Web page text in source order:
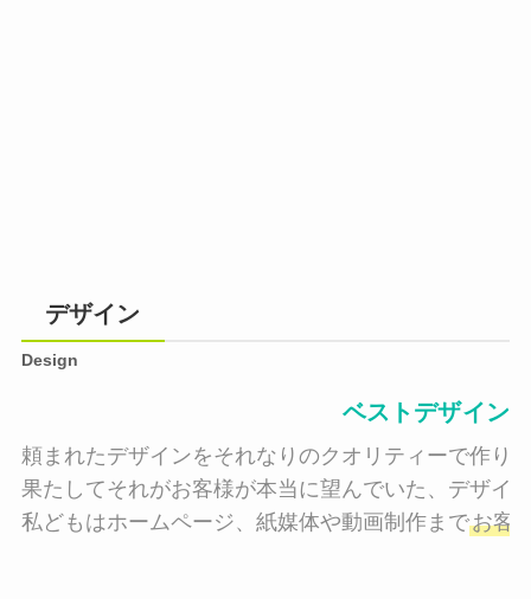
デザイン
Design
ベストデザイン
頼まれたデザインをそれなりのクオリティーで作り
果たしてそれがお客様が本当に望んでいた、デザイ
私どもはホームページ、紙媒体や動画制作までお客